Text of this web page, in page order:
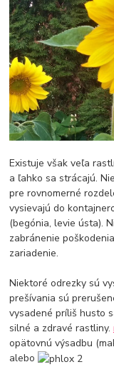
Existuje však veľa
a ľahko sa strácajú.
pre rovnomerné
vysievajú do
(begónia, levie ústa).
zabránenie
zariadenie.
Niektoré odrezky sú
prešívania sú
vysadené príliš husto
silné a zdravé rastliny.
opätovnú výsadbu
alebo